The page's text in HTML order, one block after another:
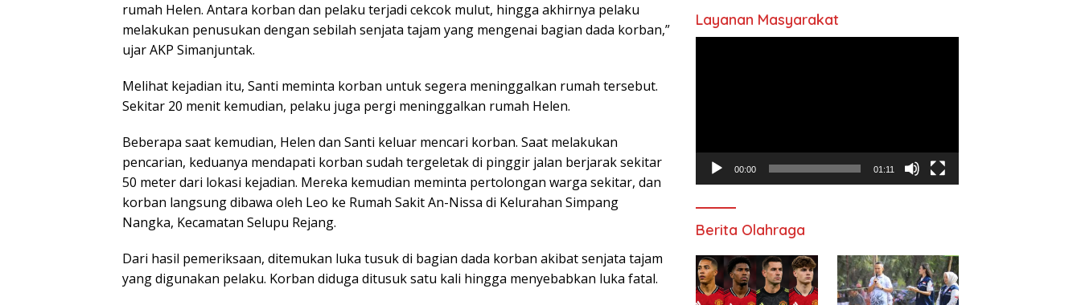
rumah Helen. Antara korban dan pelaku terjadi cekcok mulut, hingga akhirnya pelaku
melakukan penusukan dengan sebilah senjata tajam yang mengenai bagian dada korban,”
ujar AKP Simanjuntak.
Melihat kejadian itu, Santi meminta korban untuk segera meninggalkan rumah tersebut.
Sekitar 20 menit kemudian, pelaku juga pergi meninggalkan rumah Helen.
Beberapa saat kemudian, Helen dan Santi keluar mencari korban. Saat melakukan
pencarian, keduanya mendapati korban sudah tergeletak di pinggir jalan berjarak sekitar
50 meter dari lokasi kejadian. Mereka kemudian meminta pertolongan warga sekitar, dan
korban langsung dibawa oleh Leo ke Rumah Sakit An-Nissa di Kelurahan Simpang
Nangka, Kecamatan Selupu Rejang.
Dari hasil pemeriksaan, ditemukan luka tusuk di bagian dada korban akibat senjata tajam
yang digunakan pelaku. Korban diduga ditusuk satu kali hingga menyebabkan luka fatal.
Layanan Masyarakat
00:00 01:11
Berita Olahraga